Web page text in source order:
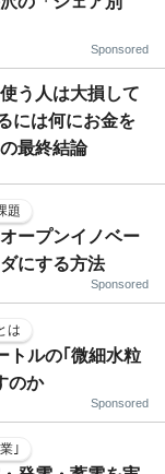
Sponsored
う人は大損して
には何にお金を
最終結論
題
ープンイノベー
にする方法
Sponsored
は
トルの｢微細水粒
のか
Sponsored
｣